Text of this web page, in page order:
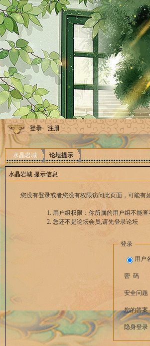
登录 注册
水晶岩城 论坛提示
水晶岩城 提示信息
您没有登录或者您没有权限访问此页面，可能有
用户组权限：你所属的用户组不能
您还不是论坛会员,请先登录论坛
登录
用户
密 码
安全问题
您的答案
隐身登录